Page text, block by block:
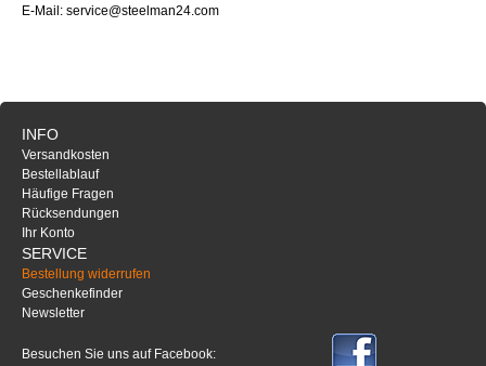
E-Mail: service@steelman24.com
INFO
Versandkosten
Bestellablauf
Häufige Fragen
Rücksendungen
Ihr Konto
SERVICE
Bestellung widerrufen
Geschenkefinder
Newsletter
Besuchen Sie uns auf Facebook: